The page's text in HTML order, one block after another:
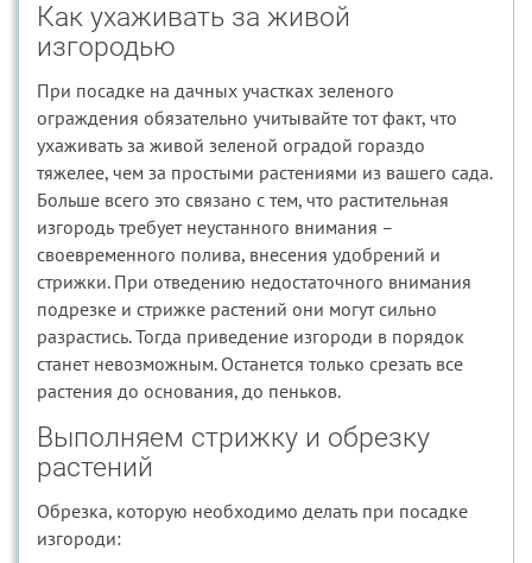
Как ухаживать за живой
изгородью
При посадке на дачных участках зеленого
ограждения обязательно учитывайте тот факт, что
ухаживать за живой зеленой оградой гораздо
тяжелее, чем за простыми растениями из вашего сада.
Больше всего это связано с тем, что растительная
изгородь требует неустанного внимания –
своевременного полива, внесения удобрений и
стрижки. При отведению недостаточного внимания
подрезке и стрижке растений они могут сильно
разрастись. Тогда приведение изгороди в порядок
станет невозможным. Останется только срезать все
растения до основания, до пеньков.
Выполняем стрижку и обрезку
растений
Обрезка, которую необходимо делать при посадке
изгороди: